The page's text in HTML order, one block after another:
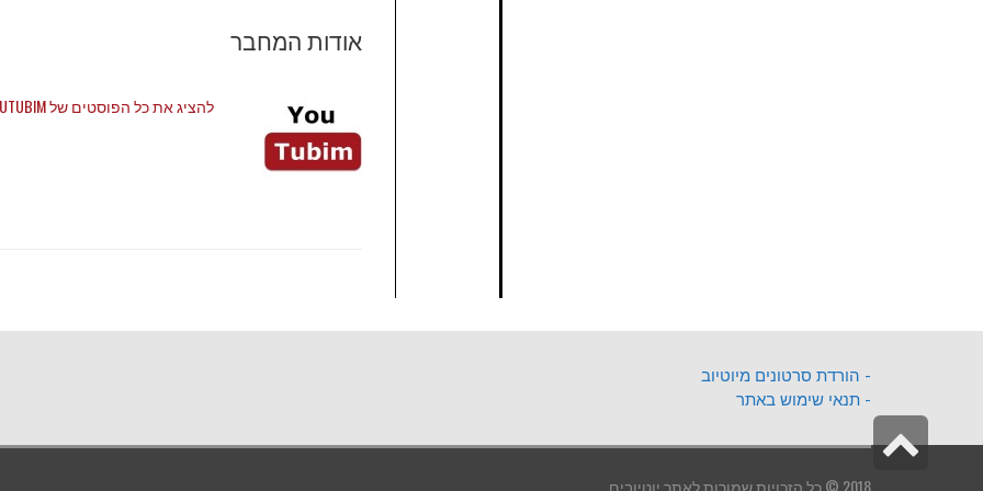
אודות המחבר
להציג את כל הפוסטים של YOUTUBIM
- הורדת סרטונים מיוטיוב
- תנאי שימוש באתר
2018 © כל הזכויות שמורות לאתר יוטיובים
גלילה
לראש